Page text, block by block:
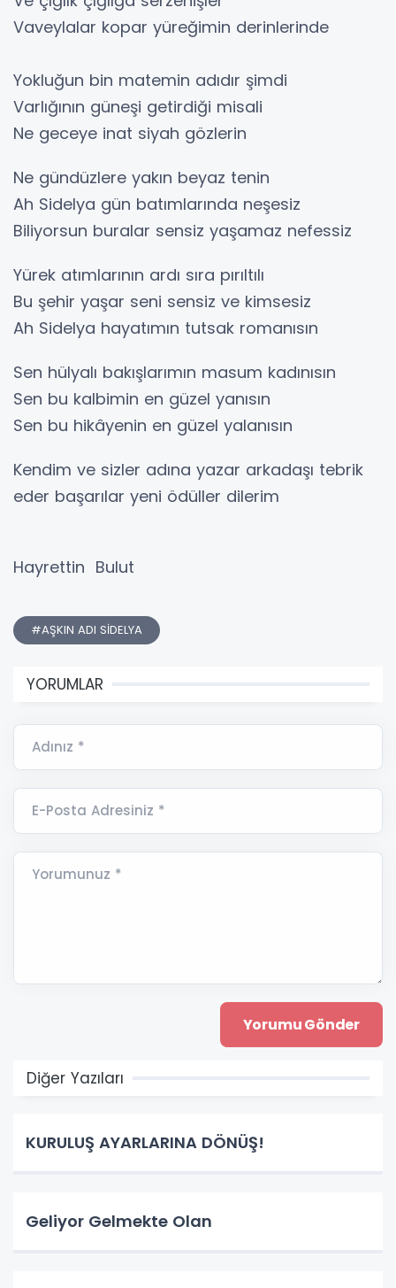
Vaveylalar kopar yüreğimin derinlerinde
Yokluğun bin matemin adıdır şimdi
Varlığının güneşi getirdiği misali
Ne geceye inat siyah gözlerin
Ne gündüzlere yakın beyaz tenin
Ah Sidelya gün batımlarında neşesiz
Biliyorsun buralar sensiz yaşamaz nefessiz
Yürek atımlarının ardı sıra pırıltılı
Bu şehir yaşar seni sensiz ve kimsesiz
Ah Sidelya hayatımın tutsak romanısın
Sen hülyalı bakışlarımın masum kadınısın
Sen bu kalbimin en güzel yanısın
Sen bu hikâyenin en güzel yalanısın
Kendim ve sizler adına yazar arkadaşı tebrik
eder başarılar yeni ödüller dilerim
Hayrettin Bulut
#AŞKIN ADI SİDELYA
YORUMLAR
Adınız *
E-Posta Adresiniz *
Yorumunuz *
Diğer Yazıları
KURULUŞ AYARLARINA DÖNÜŞ!
Geliyor Gelmekte Olan